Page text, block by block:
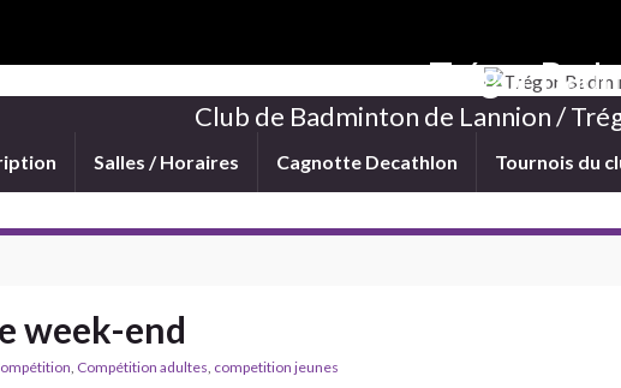
Trégor
Club de Badminton de Lannion /
Salles / Horaires Cagnotte Decathlon Tournois du
week-end
, Compétition adultes, competition jeunes